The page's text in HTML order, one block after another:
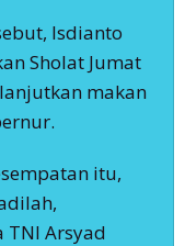
Isdianto
Sholat Jumat
makan
itu,
TNI Arsyad